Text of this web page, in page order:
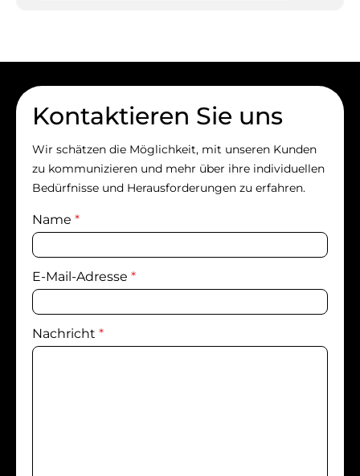
Kontaktieren Sie uns
Wir schätzen die Möglichkeit, mit unseren Kunden
zu kommunizieren und mehr über ihre individuellen
Bedürfnisse und Herausforderungen zu erfahren.
Name *
E-Mail-Adresse *
Nachricht *